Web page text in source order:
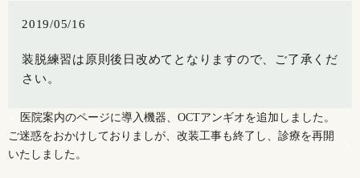
2019/05/16
装脱練習は原則後日改めてとなりますので、ご了承くだ
さい。
医院案内のページに導入機器、OCTアンギオを追加しました。
ご迷惑をおかけしておりましが、改装工事も終了し、診療を再開
いたしました。